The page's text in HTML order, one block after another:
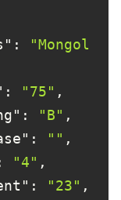
:
"Mongol
: "75"
: "B"
: ""
"4"
: "23"